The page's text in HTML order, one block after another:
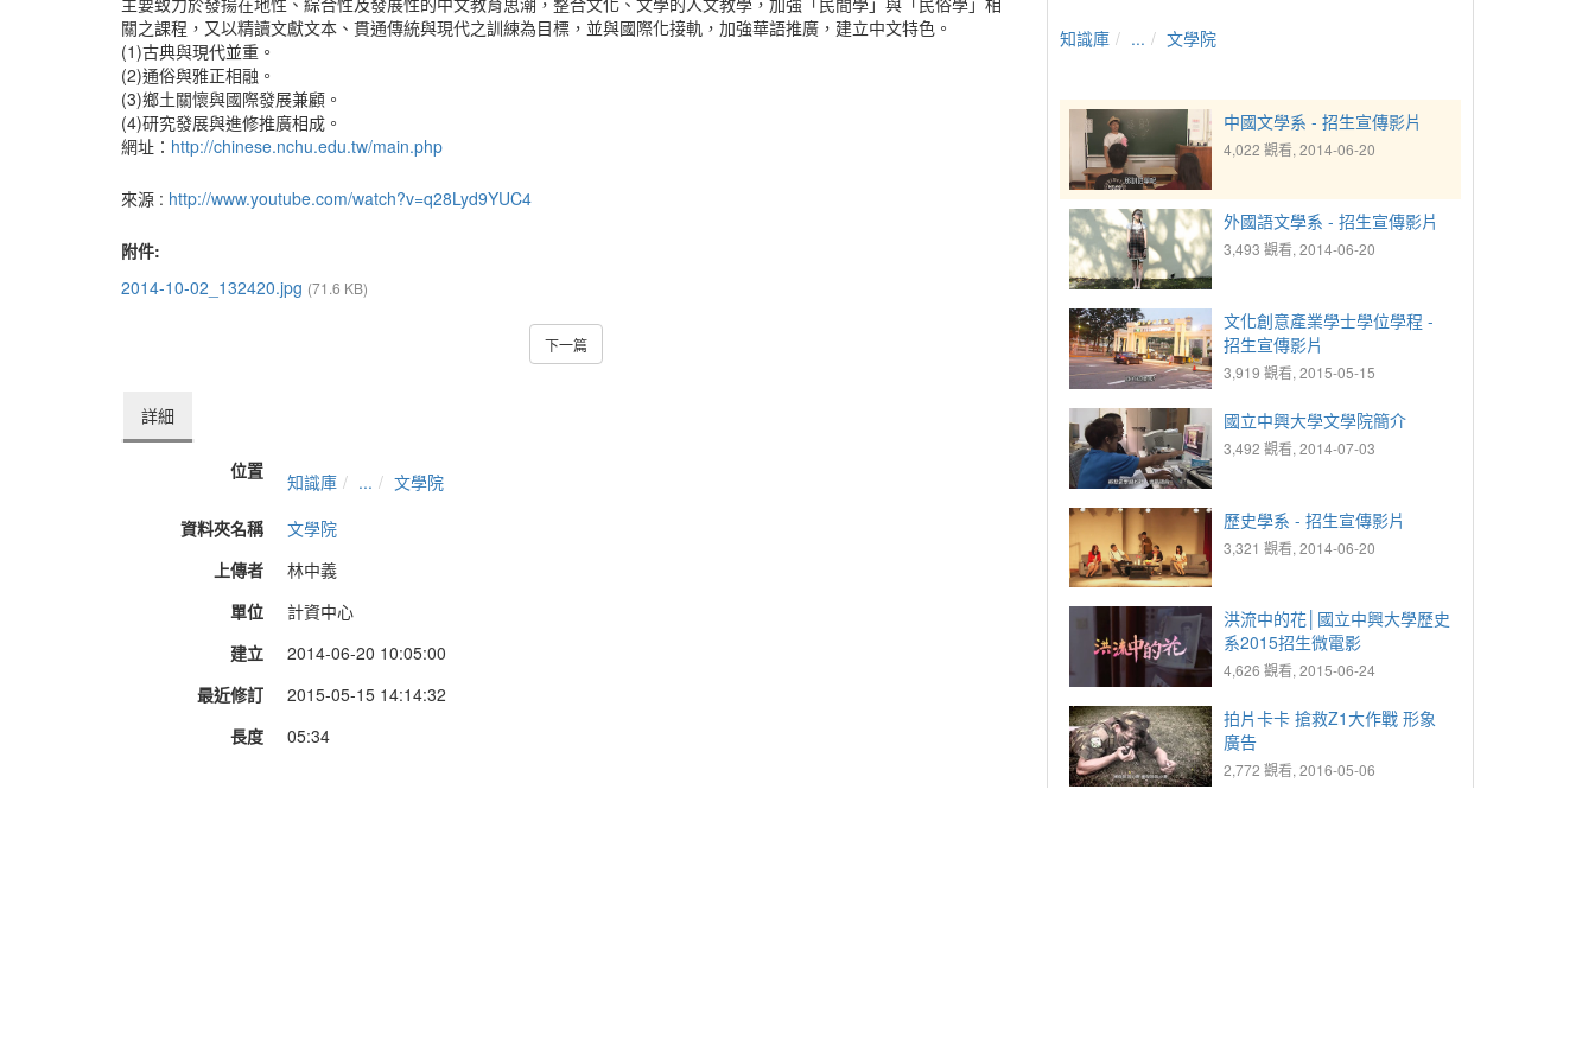
關之課程，又以精讀文獻文本、貫通傳統與現代之訓練為目標，並與國際化接軌，加強華語推廣，建立中文特色。
(1)古典與現代並重。
(2)通俗與雅正相融。
(3)鄉土關懷與國際發展兼顧。
(4)研究發展與進修推廣相成。
網址： http://chinese.nchu.edu.tw/main.php
來源 : http://www.youtube.com/watch?v=q28Lyd9YUC4
附件:
2014-10-02_132420.jpg (71.6 KB)
下一篇
詳細
位置 知識庫 ...
文學院
資料夾名稱
文學院
上傳者
林中義
單位
計資中心
建立
2014-06-20 10:05:00
最近修訂
2015-05-15 14:14:32
長度
05:34
知識庫 ... 文學院
中國文學系 - 招生宣傳影片
4,022 觀看, 2014-06-20
外國語文學系 - 招生宣傳影片
3,493 觀看, 2014-06-20
文化創意產業學士學位學程 -
招生宣傳影片
3,919 觀看, 2015-05-15
國立中興大學文學院簡介
3,492 觀看, 2014-07-03
歷史學系 - 招生宣傳影片
3,321 觀看, 2014-06-20
洪流中的花│國立中興大學歷史
系2015招生微電影
4,626 觀看, 2015-06-24
拍片卡卡 搶救Z1大作戰 形象
廣告
2,772 觀看, 2016-05-06